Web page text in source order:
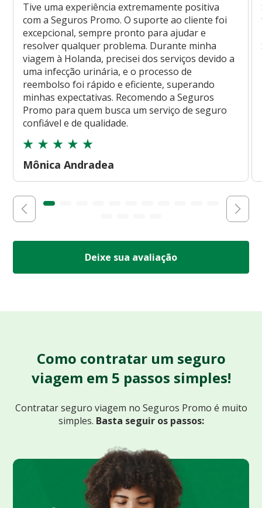
Tive uma experiência extremamente positiva
com a Seguros Promo. O suporte ao cliente foi
excepcional, sempre pronto para ajudar e
resolver qualquer problema. Durante minha
viagem à Holanda, precisei dos serviços devido a
uma infecção urinária, e o processo de
reembolso foi rápido e eficiente, superando
minhas expectativas. Recomendo a Seguros
Promo para quem busca um serviço de seguro
confiável e de qualidade.
Mônica Andradea
Deixe sua avaliação
Como contratar um seguro
viagem em 5 passos simples!
Contratar seguro viagem no Seguros Promo é muito
simples. Basta seguir os passos: